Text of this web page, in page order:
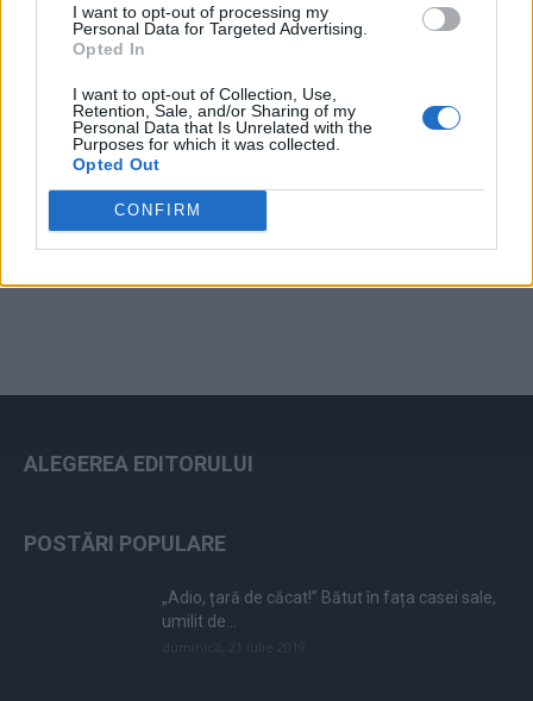
I want to opt-out of processing my
Personal Data for Targeted Advertising.
Opted In
I want to opt-out of Collection, Use,
Retention, Sale, and/or Sharing of my
Personal Data that Is Unrelated with the
Purposes for which it was collected.
Opted Out
CONFIRM
ad
ALEGEREA EDITORULUI
POSTĂRI POPULARE
„Adio, țară de căcat!” Bătut în fața casei sale,
umilit de...